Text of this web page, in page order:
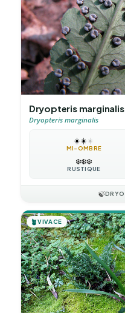
Dryopteris marginalis
Dryopteris marginalis
☀️☀️☀️
MI-OMBRE
❄️❄️❄️
RUSTIQUE
🍃
🪴VIVACE